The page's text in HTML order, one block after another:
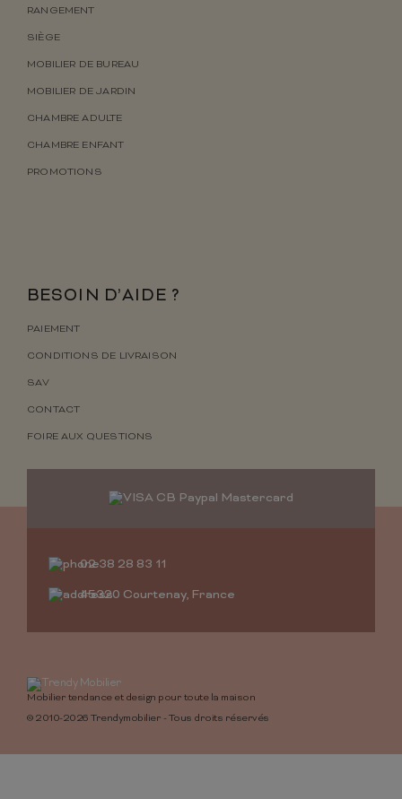
RANGEMENT
SIÈGE
MOBILIER DE BUREAU
MOBILIER DE JARDIN
CHAMBRE ADULTE
CHAMBRE ENFANT
PROMOTIONS
BESOIN D’AIDE ?
PAIEMENT
CONDITIONS DE LIVRAISON
SAV
CONTACT
FOIRE AUX QUESTIONS
02 38 28 83 11
45320 Courtenay, France
Mobilier tendance et design pour toute la maison
© 2010-2026 Trendymobilier - Tous droits réservés